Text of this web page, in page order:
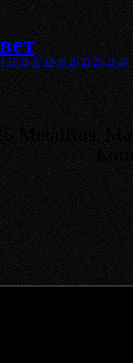
15 16 17 18 19 20 21 22 23 24
MetalRus.